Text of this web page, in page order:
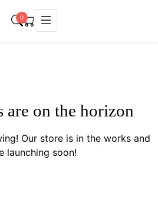
0
are on the horizon
Our store is in the works and
launching soon!